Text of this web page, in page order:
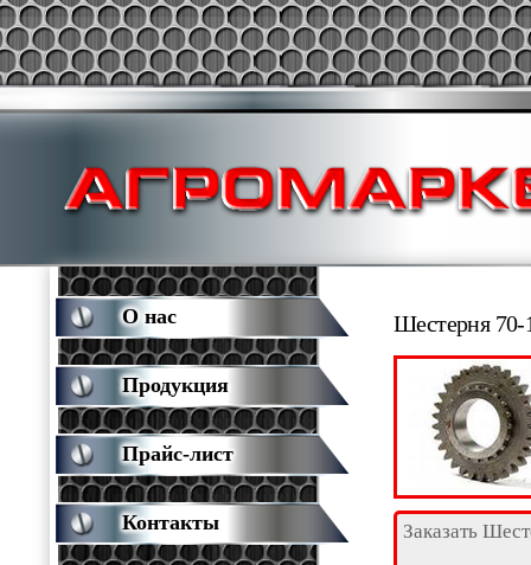
Шестерня 70-
Заказать
О нас
Продукция
Прайс-лист
Контакты